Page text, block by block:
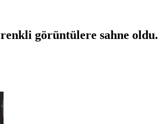
görüntülere sahne oldu.